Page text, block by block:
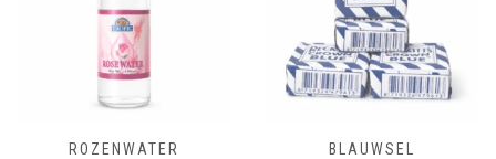
ROZENWATER BLAUWSEL